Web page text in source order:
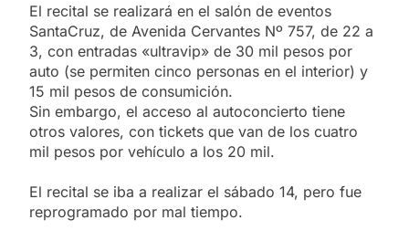
El recital se realizará en el salón de eventos
SantaCruz, de Avenida Cervantes Nº 757, de 22 a
3, con entradas «ultravip» de 30 mil pesos por
auto (se permiten cinco personas en el interior) y
15 mil pesos de consumición.
Sin embargo, el acceso al autoconcierto tiene
otros valores, con tickets que van de los cuatro
mil pesos por vehículo a los 20 mil.
El recital se iba a realizar el sábado 14, pero fue
reprogramado por mal tiempo.